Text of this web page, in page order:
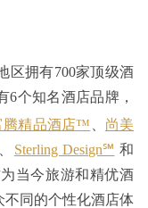
区拥有700家顶级酒
个知名酒店品牌，
腾精品酒店™
尚美
Sterling Design℠ 和
当今旅游和精优酒
不同的个性化酒店体